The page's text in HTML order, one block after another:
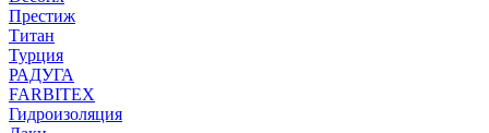
Престиж
Титан
Турция
РАДУГА
FARBITEX
Гидроизоляция